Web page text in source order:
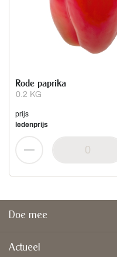
0.2 KG
Rode paprika
prijs
ledenprijs
Doe mee
Actueel